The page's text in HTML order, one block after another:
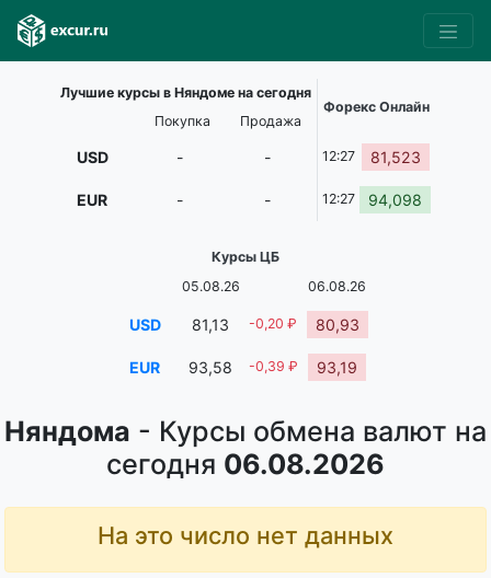
Няндома - Курсы обмена валют на
сегодня 06.08.2026
На это число нет данных
Лучшие курсы в Няндоме на сегодня
Форекс Онлайн
Покупка
Продажа
USD - - 12:27 81,523
EUR - - 12:27 94,098
Курсы ЦБ
05.08.26
06.08.26
USD 81,13 -0,20 ₽ 80,93
EUR 93,58 -0,39 ₽ 93,19